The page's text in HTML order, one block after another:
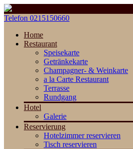
Telefon 0215150660
Home
Restaurant
Speisekarte
Getränkekarte
Champagner- & Weinkarte
a la Carte Restaurant
Terrasse
Rundgang
Hotel
Galerie
Reservierung
Hotelzimmer reservieren
Tisch reservieren